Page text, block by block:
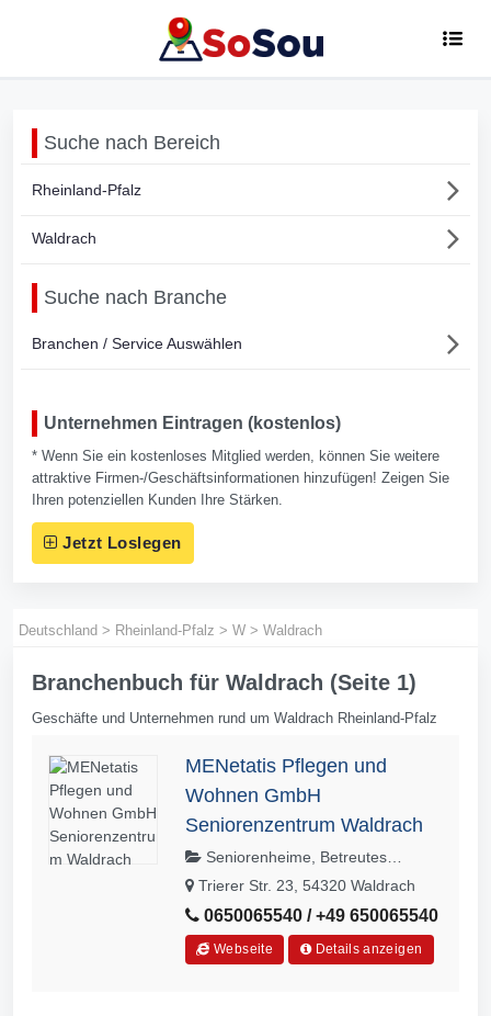
Suche nach Bereich
Rheinland-Pfalz
Waldrach
Suche nach Branche
Branchen / Service Auswählen
Unternehmen Eintragen (kostenlos)
* Wenn Sie ein kostenloses Mitglied werden, können Sie weitere
attraktive Firmen-/Geschäftsinformationen hinzufügen! Zeigen Sie
Ihren potenziellen Kunden Ihre Stärken.
Jetzt Loslegen
Deutschland > Rheinland-Pfalz > W > Waldrach
Branchenbuch für Waldrach (Seite 1)
Geschäfte und Unternehmen rund um Waldrach Rheinland-Pfalz
MENetatis Pflegen und
Wohnen GmbH
Seniorenzentrum Waldrach
Seniorenheime, Betreutes
Wohnen, Kurzzeitpflege, Pflegeheime
Trierer Str. 23, 54320 Waldrach
0650065540 / +49 650065540
Webseite Details anzeigen